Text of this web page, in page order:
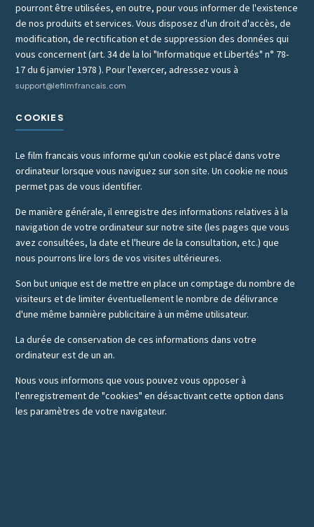
pourront être utilisées, en outre, pour vous informer de l'existence
de nos produits et services. Vous disposez d'un droit d'accès, de
modification, de rectification et de suppression des données qui
vous concernent (art. 34 de la loi "Informatique et Libertés" n° 78-
17 du 6 janvier 1978 ). Pour l'exercer, adressez vous à
support@lefilmfrancais.com
COOKIES
Le film francais vous informe qu'un cookie est placé dans votre
ordinateur lorsque vous naviguez sur son site. Un cookie ne nous
permet pas de vous identifier.
De manière générale, il enregistre des informations relatives à la
navigation de votre ordinateur sur notre site (les pages que vous
avez consultées, la date et l'heure de la consultation, etc.) que
nous pourrons lire lors de vos visites ultérieures.
Son but unique est de mettre en place un comptage du nombre de
visiteurs et de limiter éventuellement le nombre de délivrance
d'une même bannière publicitaire à un même utilisateur.
La durée de conservation de ces informations dans votre
ordinateur est de un an.
Nous vous informons que vous pouvez vous opposer à
l'enregistrement de "cookies" en désactivant cette option dans
les paramètres de votre navigateur.